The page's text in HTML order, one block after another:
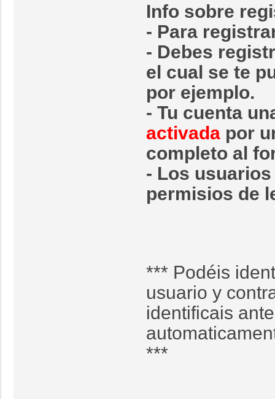
Info sobre
- Para
- Debes
el cual se te
por ejemplo.
- Tu cuenta
activada por
completo al
- Los
permisios de
*** Podéis
usuario y
identificais
***